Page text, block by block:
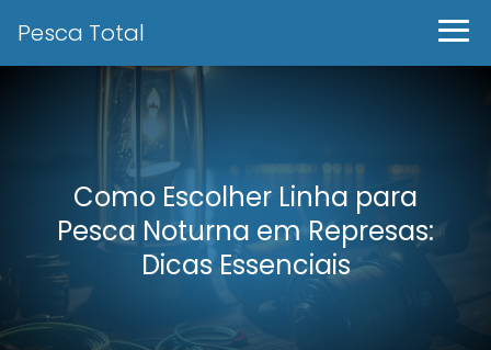
Pesca Total
Como Escolher Linha para
Pesca Noturna em Represas:
Dicas Essenciais